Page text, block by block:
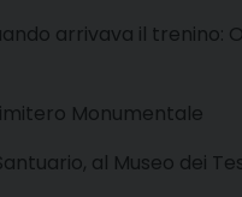
arrivava il trenino:
Monumentale
al Museo dei